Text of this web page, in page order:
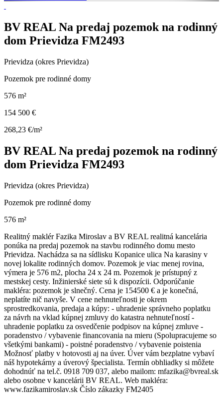
BV REAL Na predaj pozemok na rodinný
dom Prievidza FM2493
Prievidza (okres Prievidza)
Pozemok pre rodinné domy
576 m²
154 500 €
268,23 €/m²
BV REAL Na predaj pozemok na rodinný
dom Prievidza FM2493
Prievidza (okres Prievidza)
Pozemok pre rodinné domy
576 m²
Realitný maklér Fazika Miroslav a BV REAL realitná kancelária
ponúka na predaj pozemok na stavbu rodinného domu mesto
Prievidza. Nachádza sa na sídlisku Kopanice ulica Na karasiny v
novej lokalite rodinných domov. Pozemok je viac menej rovina,
výmera je 576 m2, plocha 24 x 24 m. Pozemok je prístupný z
mestskej cesty. Inžinierské siete sú k dispozícii. Odporúčanie
makléra: pozemok je slnečný. Cena je 154500 € a je konečná,
neplatíte nič navyše. V cene nehnuteľnosti je okrem
sprostredkovania, predaja a kúpy: - uhradenie správneho poplatku
za návrh na vklad kúpnej zmluvy do katastra nehnuteľností -
uhradenie poplatku za osvedčenie podpisov na kúpnej zmluve -
poradenstvo / vybavenie financovania na mieru (Spolupracujeme so
všetkými bankami) - poistné poradenstvo / vybavenie poistenia
Možnosť platby v hotovosti aj na úver. Úver vám bezplatne vybaví
náš hypotekárny a úverový špecialista. Termín obhliadky si môžete
dohodnúť na tel.č. 0918 709 037, alebo mailom: mfazika@bvreal.sk
alebo osobne v kancelárii BV REAL. Web makléra:
www.fazikamiroslav.sk Číslo zákazky FM2405